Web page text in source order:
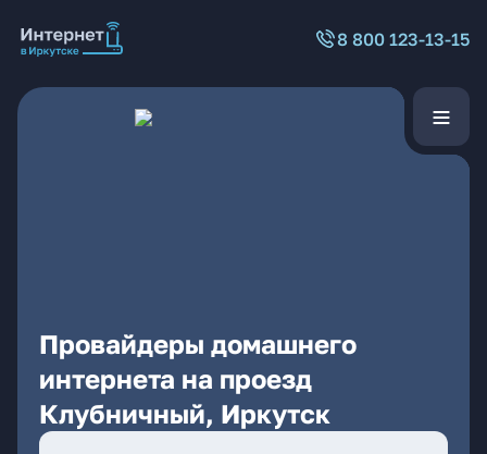
8 800 123-13-15
Провайдеры домашнего
интернета на проезд
Клубничный, Иркутск